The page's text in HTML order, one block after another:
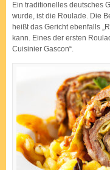
Ein traditionelles deutsches
wurde, ist die Roulade. Die
heißt das Gericht ebenfalls
kann. Eines der ersten
Cuisinier Gascon“.